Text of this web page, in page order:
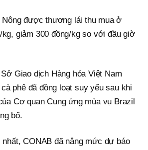
được thương lái thu mua ở
giảm 300 đồng/kg so với đầu giờ
Giao dịch Hàng hóa Việt Nam
phê đã đồng loạt suy yếu sau khi
Cơ quan Cung ứng mùa vụ Brazil
bố.
CONAB đã nâng mức dự báo